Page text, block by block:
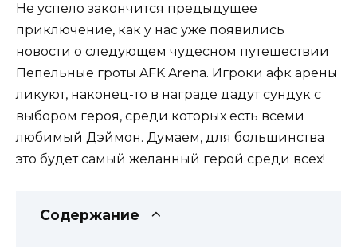
Не успело закончится предыдущее
приключение, как у нас уже появились
новости о следующем чудесном путешествии
Пепельные гроты AFK Arena. Игроки афк арены
ликуют, наконец-то в награде дадут сундук с
выбором героя, среди которых есть всеми
любимый Дэймон. Думаем, для большинства
это будет самый желанный герой среди всех!
Содержание